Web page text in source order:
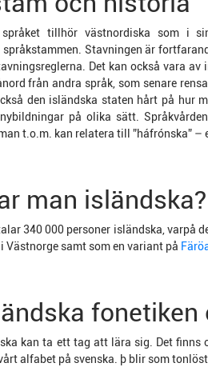
språket tillhör västnordiska som i
språkstammen. Stavningen är
Det kan också vara
från andra språk, som senare
den isländska staten hårt på hur
på olika sätt.
t.o.m. kan relatera till ”háfrónska”
man isländska?
340 000 personer isländska, varpå
Västnorge samt som en variant på
kan ta ett tag att lära sig. Det finns
alfabet på svenska. þ blir som